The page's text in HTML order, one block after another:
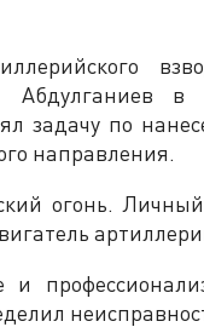
Абдулганиев в
задачу по
направления.
огонь. Личный
и